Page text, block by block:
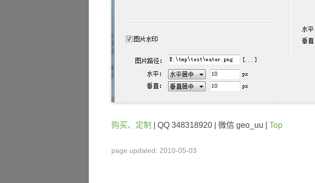
购买、定制 | QQ 348318920 | 微信 geo_uu | Top
page updated: 2010-05-03